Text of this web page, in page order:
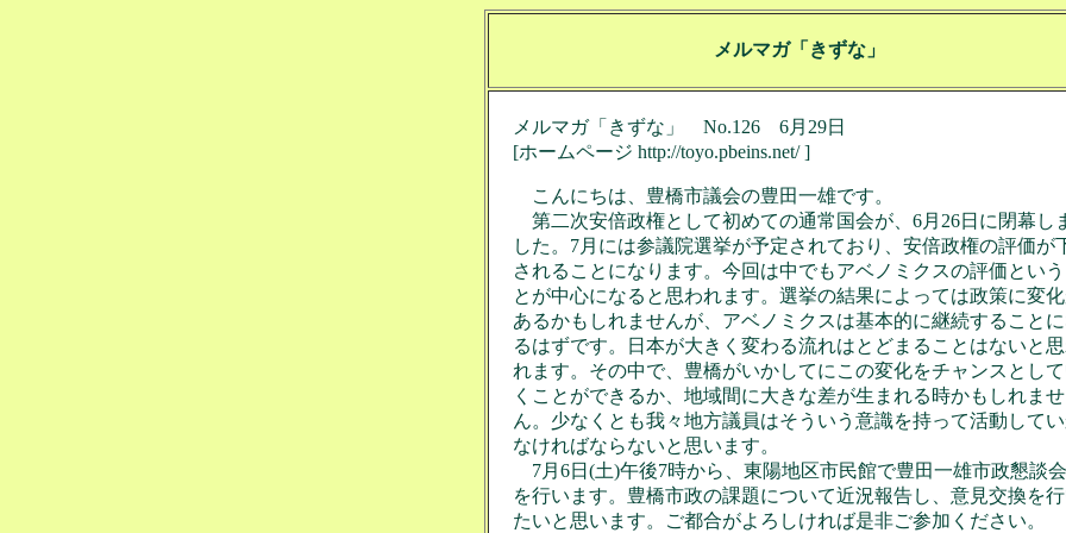
メルマガ「きずな」
メルマガ「きずな」 No.126 6月29日
[ホームページ http://toyo.pbeins.net/ ]
こんにちは、豊橋市議会の豊田一雄です。
第二次安倍政権として初めての通常国会が、6月26日に閉幕し
した。7月には参議院選挙が予定されており、安倍政権の評価が
されることになります。今回は中でもアベノミクスの評価という
とが中心になると思われます。選挙の結果によっては政策に変
あるかもしれませんが、アベノミクスは基本的に継続すること
るはずです。日本が大きく変わる流れはとどまることはないと
れます。その中で、豊橋がいかしてにこの変化をチャンスとし
くことができるか、地域間に大きな差が生まれる時かもしれませ
ん。少なくとも我々地方議員はそういう意識を持って活動して
なければならないと思います。
7月6日(土)午後7時から、東陽地区市民館で豊田一雄市政懇談会
を行います。豊橋市政の課題について近況報告し、意見交換を
たいと思います。ご都合がよろしければ是非ご参加ください。